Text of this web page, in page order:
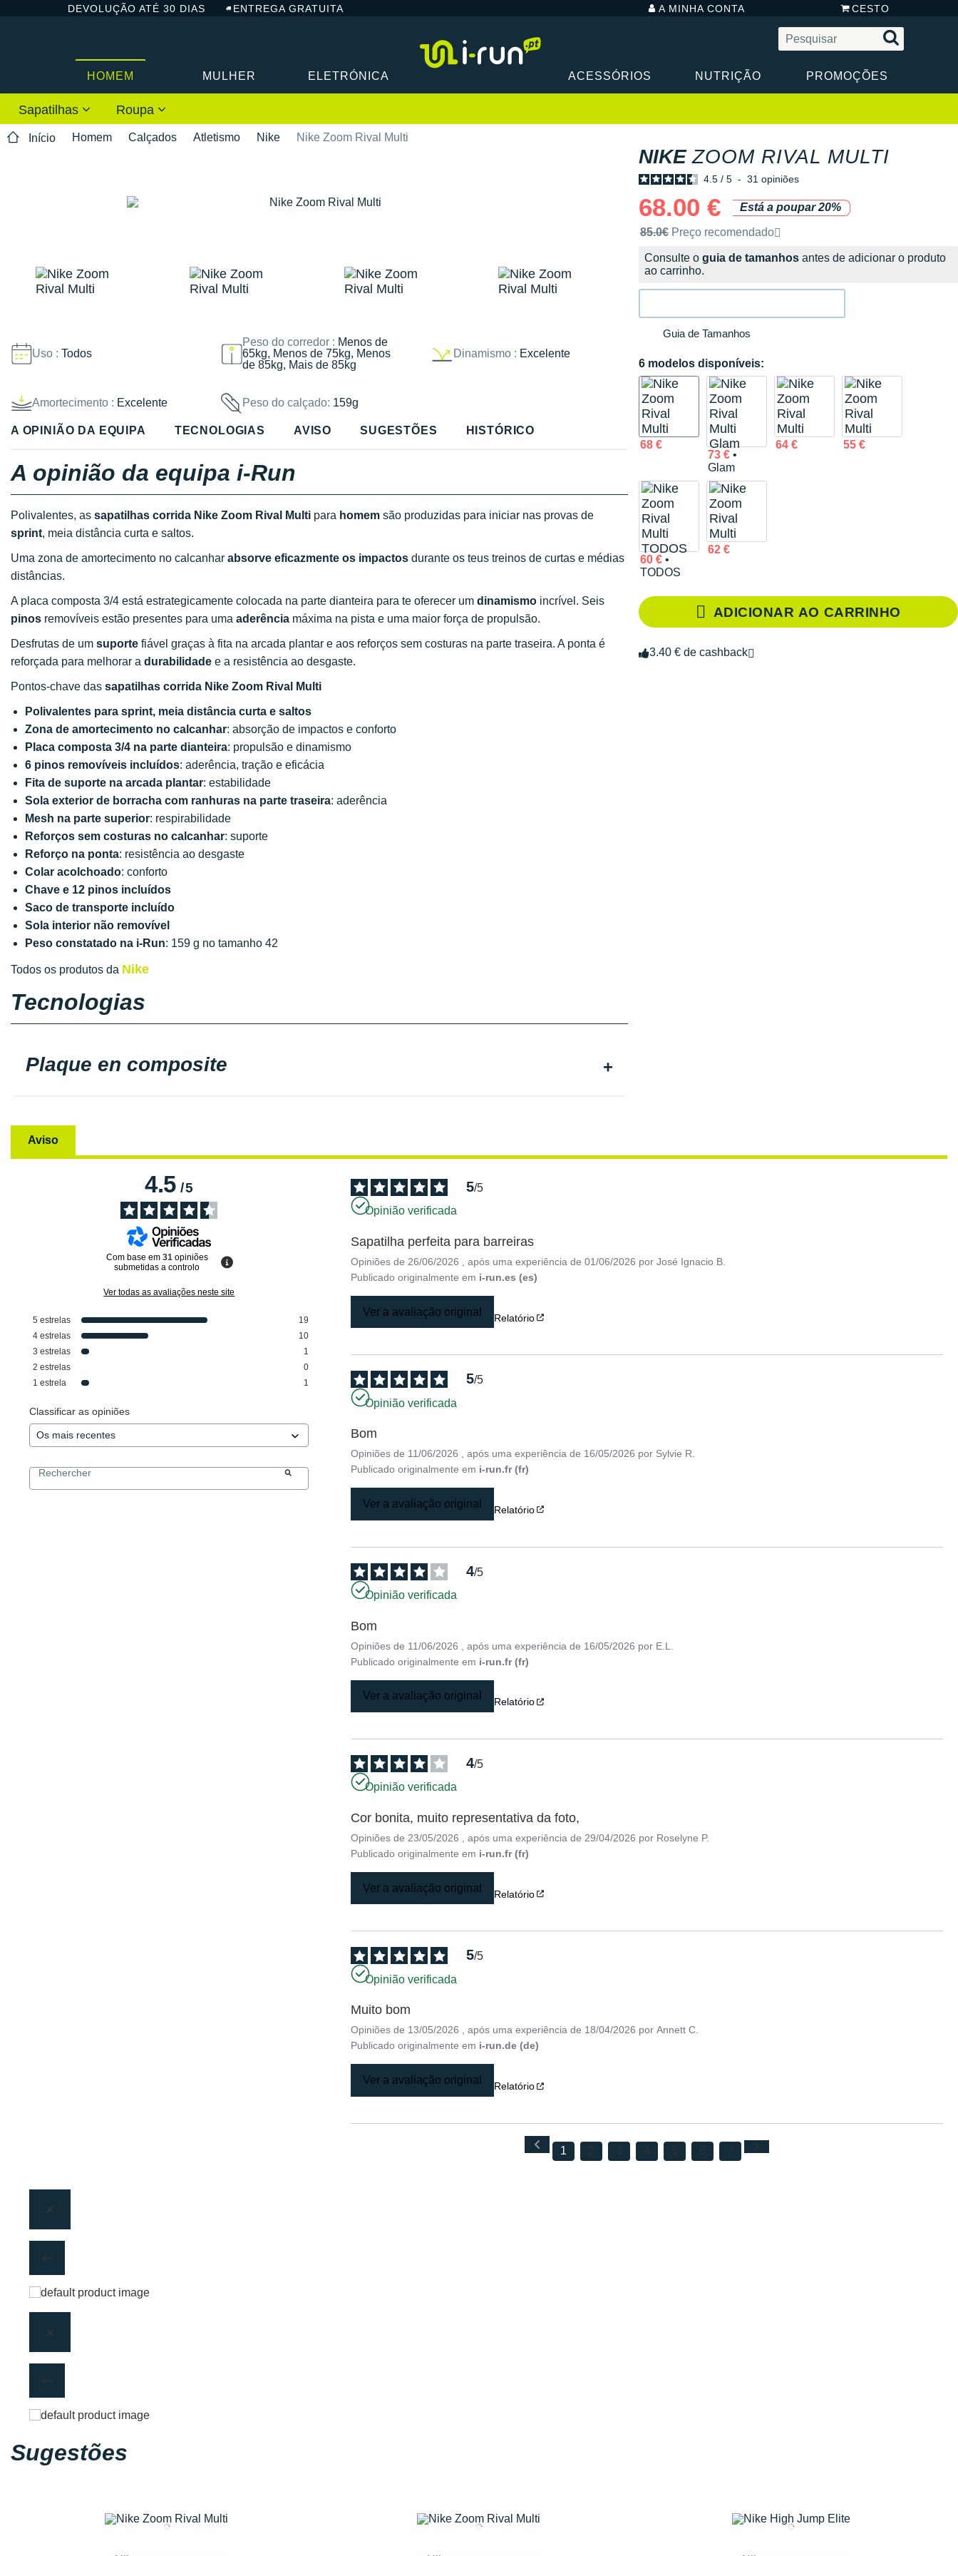
DEVOLUÇÃO ATÉ 30 DIAS ENTREGA GRATUITA A MINHA CONTA CESTO
HOMEM MULHER ELETRÓNICA ACESSÓRIOS NUTRIÇÃO PROMOÇÕES
Sapatilhas Roupa
Início Homem Calçados Atletismo Nike Nike Zoom Rival Multi
Uso : Todos
Peso do corredor : Menos de
65kg, Menos de 75kg, Menos
de 85kg, Mais de 85kg
Dinamismo : Excelente
Amortecimento : Excelente Peso do calçado: 159g
NIKE ZOOM RIVAL MULTI
4.5 / 5 - 31 opiniões
68.00 €
Está a poupar 20%
Preço de venda recomendado pela marca
85.0€ Preço recomendado
Consulte o guia de tamanhos antes de adicionar o produto
ao carrinho.
Guia de Tamanhos
6 modelos disponíveis:
68 €
73 €•
Glam
64 € 55 €
60 €•
TODOS
62 €
ADICIONAR AO CARRINHO
3.40 € de cashback
A OPINIÃO DA EQUIPA TECNOLOGIAS AVISO SUGESTÕES HISTÓRICO
A opinião da equipa i-Run
Polivalentes, as sapatilhas corrida Nike Zoom Rival Multi para homem são produzidas para iniciar nas provas de
sprint, meia distância curta e saltos.
Uma zona de amortecimento no calcanhar absorve eficazmente os impactos durante os teus treinos de curtas e médias
distâncias.
A placa composta 3/4 está estrategicamente colocada na parte dianteira para te oferecer um dinamismo incrível. Seis
pinos removíveis estão presentes para uma aderência máxima na pista e uma maior força de propulsão.
Desfrutas de um suporte fiável graças à fita na arcada plantar e aos reforços sem costuras na parte traseira. A ponta é
reforçada para melhorar a durabilidade e a resistência ao desgaste.
Pontos-chave das sapatilhas corrida Nike Zoom Rival Multi
Polivalentes para sprint, meia distância curta e saltos
Zona de amortecimento no calcanhar: absorção de impactos e conforto
Placa composta 3/4 na parte dianteira: propulsão e dinamismo
6 pinos removíveis incluídos: aderência, tração e eficácia
Fita de suporte na arcada plantar: estabilidade
Sola exterior de borracha com ranhuras na parte traseira: aderência
Mesh na parte superior: respirabilidade
Reforços sem costuras no calcanhar: suporte
Reforço na ponta: resistência ao desgaste
Colar acolchoado: conforto
Chave e 12 pinos incluídos
Saco de transporte incluído
Sola interior não removível
Peso constatado na i-Run: 159 g no tamanho 42
Todos os produtos da Nike
Tecnologias
Plaque en composite
Aviso
4.5/5
Com base em 31 opiniões
submetidas a controlo
Ver todas as avaliações neste site
5 estrelas
19
4 estrelas
10
3 estrelas
1
2 estrelas
0
1 estrela 1
Classificar as opiniões
5/5
Opinião verificada
Sapatilha perfeita para barreiras
Opiniões de 26/06/2026 , após uma experiência de01/06/2026 porJosé Ignacio B.
Publicado originalmente em i-run.es (es)
Ver a avaliação original Relatório
5/5
Opinião verificada
Bom
Opiniões de 11/06/2026 , após uma experiência de 16/05/2026 por Sylvie R.
Publicado originalmente em i-run.fr (fr)
Ver a avaliação original Relatório
4/5
Opinião verificada
Bom
Opiniões de 11/06/2026 , após uma experiência de 16/05/2026 por E.L.
Publicado originalmente em i-run.fr (fr)
Ver a avaliação original Relatório
4/5
Opinião verificada
Cor bonita, muito representativa da foto,
Opiniões de 23/05/2026 , após uma experiência de 29/04/2026 por Roselyne P.
Publicado originalmente em i-run.fr (fr)
Ver a avaliação original Relatório
5/5
Opinião verificada
Muito bom
Opiniões de 13/05/2026 , após uma experiência de 18/04/2026 porAnnett C.
Publicado originalmente em i-run.de (de)
Ver a avaliação original Relatório
1 2 3 4 5 6 7
Sugestões